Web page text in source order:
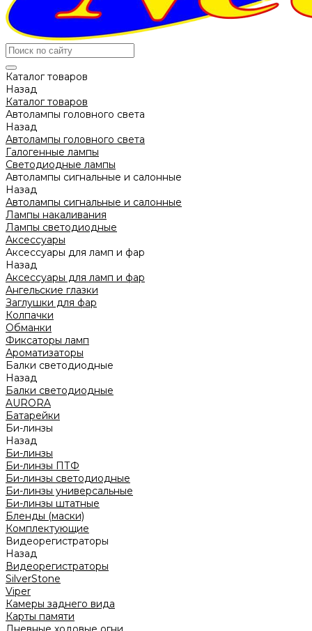
Каталог товаров
Назад
Каталог товаров
Автолампы головного света
Назад
Автолампы головного света
Галогенные лампы
Светодиодные лампы
Автолампы сигнальные и салонные
Назад
Автолампы сигнальные и салонные
Лампы накаливания
Лампы светодиодные
Аксессуары
Аксессуары для ламп и фар
Назад
Аксессуары для ламп и фар
Ангельские глазки
Заглушки для фар
Колпачки
Обманки
Фиксаторы ламп
Ароматизаторы
Балки светодиодные
Назад
Балки светодиодные
AURORA
Батарейки
Би-линзы
Назад
Би-линзы
Би-линзы ПТФ
Би-линзы светодиодные
Би-линзы универсальные
Би-линзы штатные
Бленды (маски)
Комплектующие
Видеорегистраторы
Назад
Видеорегистраторы
SilverStone
Viper
Камеры заднего вида
Карты памяти